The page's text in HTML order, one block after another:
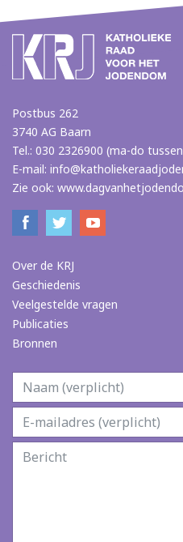
Postbus 262
3740 AG Baarn
Tel.: 030 2326900 (ma-do
E-mail:
Zie ook:
Over de KRJ
Geschiedenis
Veelgestelde vragen
Publicaties
Bronnen